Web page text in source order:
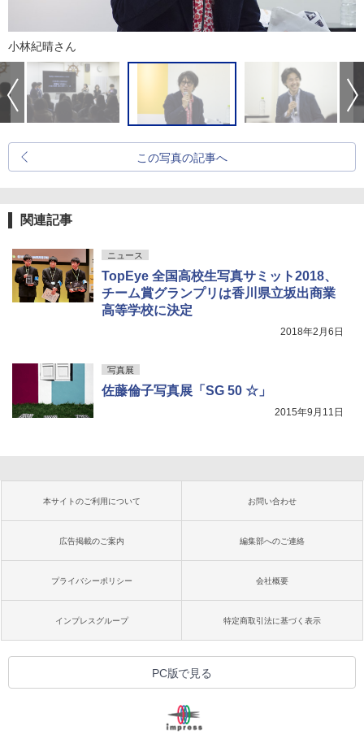
小林紀晴さん
この写真の記事へ
関連記事
ニュース
TopEye 全国高校生写真サミット2018、
チーム賞グランプリは香川県立坂出商業
高等学校に決定
2018年2月6日
写真展
佐藤倫子写真展「SG 50 ☆」
2015年9月11日
本サイトのご利用について お問い合わせ
広告掲載のご案内 編集部へのご連絡
プライバシーポリシー 会社概要
インプレスグループ 特定商取引法に基づく表示
PC版で見る